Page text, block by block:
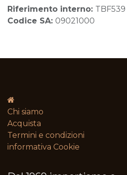
Riferimento interno: TBF539
Codice SA: 09021000
Chi siamo
Acquista
Termini e condizioni​
informativa Cookie